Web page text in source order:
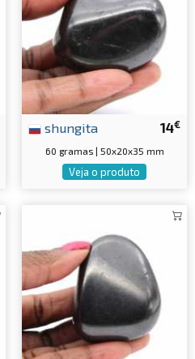
14€
shungita
60 gramas | 50x20x35 mm
Veja o produto